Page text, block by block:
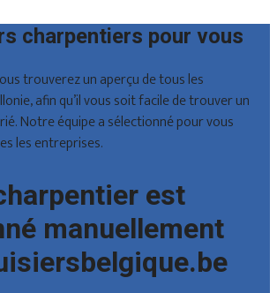
charpentiers pour vous
trouverez un aperçu de tous les
afin qu’il vous soit facile de trouver un
Notre équipe a sélectionné pour vous
les entreprises.
est
manuellement